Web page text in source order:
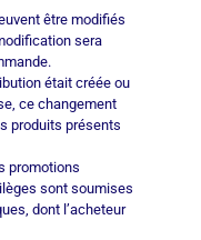
être modifiés
sera
était créée ou
ce changement
produits présents
promotions
sont soumises
dont l’acheteur